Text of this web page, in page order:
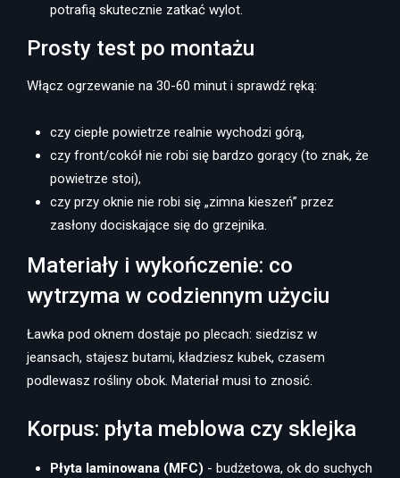
potrafią skutecznie zatkać wylot.
Prosty test po montażu
Włącz ogrzewanie na 30-60 minut i sprawdź ręką:
czy ciepłe powietrze realnie wychodzi górą,
czy front/cokół nie robi się bardzo gorący (to znak, że
powietrze stoi),
czy przy oknie nie robi się „zimna kieszeń” przez
zasłony dociskające się do grzejnika.
Materiały i wykończenie: co
wytrzyma w codziennym użyciu
Ławka pod oknem dostaje po plecach: siedzisz w
jeansach, stajesz butami, kładziesz kubek, czasem
podlewasz rośliny obok. Materiał musi to znosić.
Korpus: płyta meblowa czy sklejka
Płyta laminowana (MFC) - budżetowa, ok do suchych